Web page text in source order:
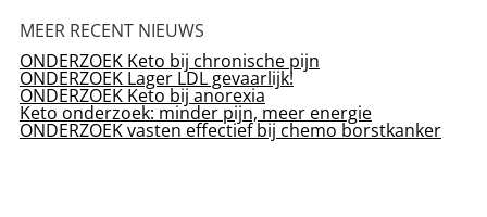
MEER RECENT NIEUWS
ONDERZOEK Keto bij chronische pijn
ONDERZOEK Lager LDL gevaarlijk!
ONDERZOEK Keto bij anorexia
Keto onderzoek: minder pijn, meer energie
ONDERZOEK vasten effectief bij chemo borstkanker